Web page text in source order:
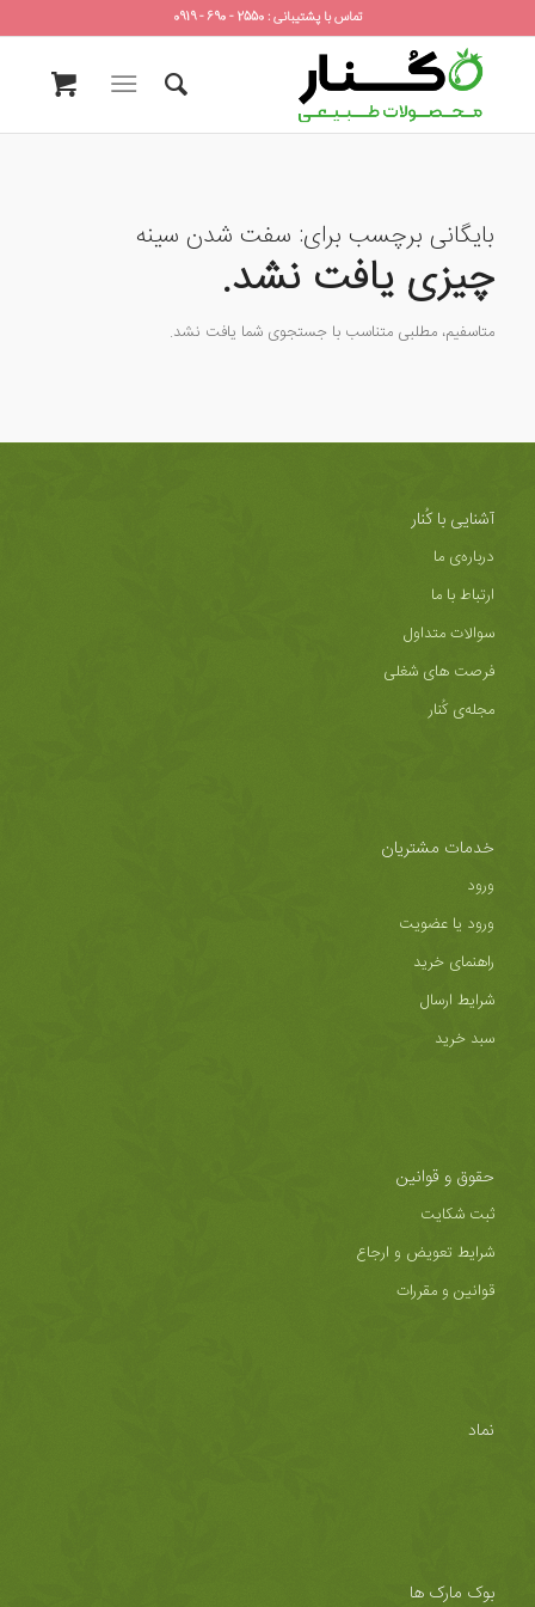
تماس با پشتیبانی : 2550 - 690 - 0919
بایگانی برچسب برای: سفت شدن سینه
چیزی یافت نشد.
متاسفیم، مطلبی متناسب با جستجوی شما یافت نشد.
آشنایی با کُنار
درباره‌ی ما
ارتباط با ما
سوالات متداول
فرصت های شغلی
مجله‌ی کُنار
خدمات مشتریان
ورود
ورود یا عضویت
راهنمای خرید
شرایط ارسال
سبد خرید
حقوق و قوانین
ثبت شکایت
شرایط تعویض و ارجاع
قوانین و مقررات
نماد
بوک مارک ها